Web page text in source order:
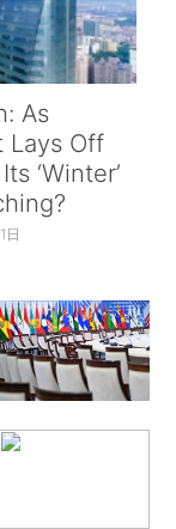
As
Lays Off
‘Winter’
日